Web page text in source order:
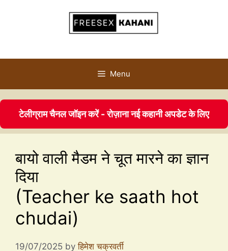
Menu
टेलीग्राम चैनल जॉइन करें - रोज़ाना नई कहानी अपडेट के लिए
बायो वाली मैडम ने चूत मारने का ज्ञान
दिया
(Teacher ke saath hot
chudai)
19/07/2025 byहिमेश चक्रवर्ती